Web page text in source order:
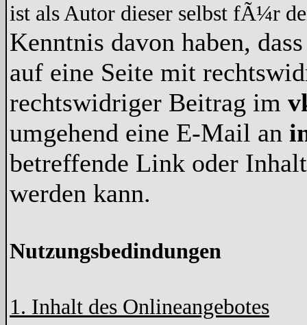
ist als Autor dieser selbst fÃ¼r
Kenntnis davon haben,
auf eine Seite mit
rechtswidriger Beitrag im
umgehend eine E-Mail an
betreffende Link oder
werden kann.
Nutzungsbedindungen
1. Inhalt des Onlineangebotes